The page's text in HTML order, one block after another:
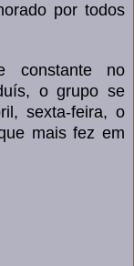
por todos
constante no
o grupo se
sexta-feira, o
mais fez em